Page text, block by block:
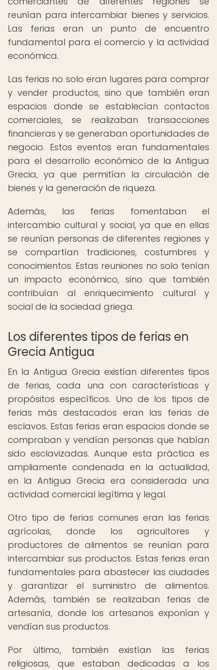
reunían para intercambiar bienes y servicios.
Las ferias eran un punto de encuentro
fundamental para el comercio y la actividad
económica.
Las ferias no solo eran lugares para comprar
y vender productos, sino que también eran
espacios donde se establecían contactos
comerciales, se realizaban transacciones
financieras y se generaban oportunidades de
negocio. Estos eventos eran fundamentales
para el desarrollo económico de la Antigua
Grecia, ya que permitían la circulación de
bienes y la generación de riqueza.
Además, las ferias fomentaban el
intercambio cultural y social, ya que en ellas
se reunían personas de diferentes regiones y
se compartían tradiciones, costumbres y
conocimientos. Estas reuniones no solo tenían
un impacto económico, sino que también
contribuían al enriquecimiento cultural y
social de la sociedad griega.
Los diferentes tipos de ferias en
Grecia Antigua
En la Antigua Grecia existían diferentes tipos
de ferias, cada una con características y
propósitos específicos. Uno de los tipos de
ferias más destacados eran las ferias de
esclavos. Estas ferias eran espacios donde se
compraban y vendían personas que habían
sido esclavizadas. Aunque esta práctica es
ampliamente condenada en la actualidad,
en la Antigua Grecia era considerada una
actividad comercial legítima y legal.
Otro tipo de ferias comunes eran las ferias
agrícolas, donde los agricultores y
productores de alimentos se reunían para
intercambiar sus productos. Estas ferias eran
fundamentales para abastecer las ciudades
y garantizar el suministro de alimentos.
Además, también se realizaban ferias de
artesanía, donde los artesanos exponían y
vendían sus productos.
Por último, también existían las ferias
religiosas, que estaban dedicadas a los